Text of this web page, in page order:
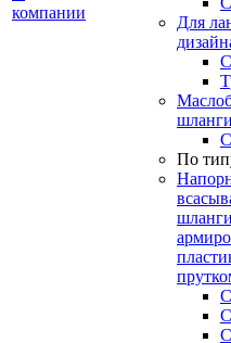
компании
Для
По